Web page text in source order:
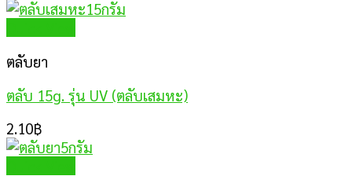
ตลับยา
ตลับ 15g. รุ่น UV (ตลับเสมหะ)
2.10฿